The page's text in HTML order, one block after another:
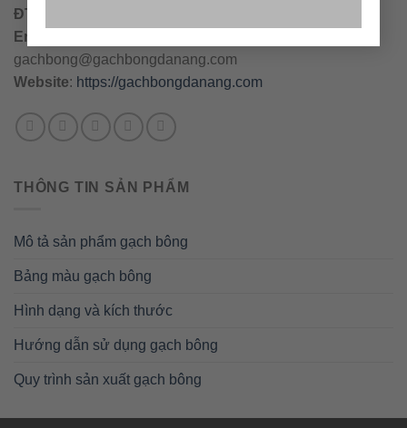
ĐT
Email
gachbong@gachbongdanang.com
Website: https://gachbongdanang.com
THÔNG TIN SẢN PHẨM
Mô tả sản phẩm gạch bông
Bảng màu gạch bông
Hình dạng và kích thước
Hướng dẫn sử dụng gạch bông
Quy trình sản xuất gạch bông